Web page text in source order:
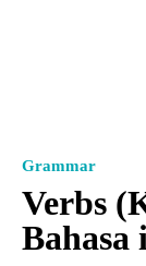
Grammar
Verbs
Bahasa